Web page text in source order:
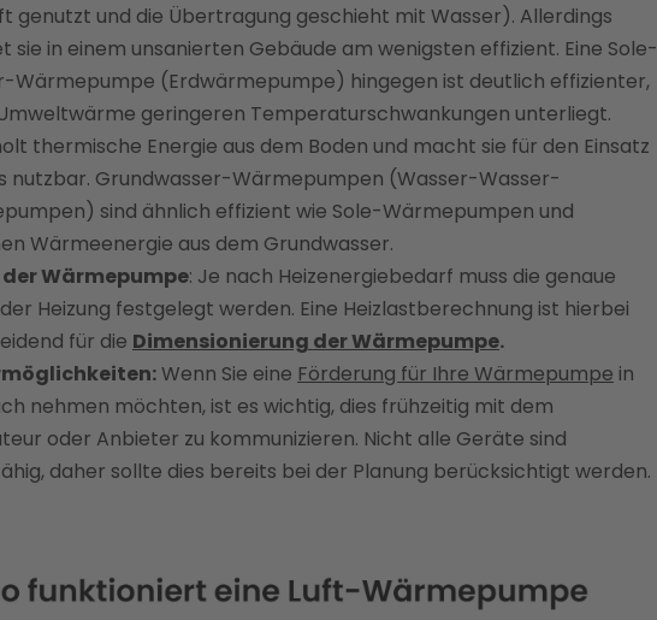
genutzt und die Übertragung geschieht mit Wasser). Allerdings
sie in einem unsanierten Gebäude am wenigsten effizient. Eine Sole-
Wärmepumpe (Erdwärmepumpe) hingegen ist deutlich effizienter,
geringeren Temperaturschwankungen unterliegt.
thermische Energie aus dem Boden und macht sie für den Einsatz
nutzbar. Grundwasser-Wärmepumpen (Wasser-Wasser-
sind ähnlich effizient wie Sole-Wärmepumpen und
Wärmeenergie aus dem Grundwasser.
Wärmepumpe: Je nach Heizenergiebedarf muss die genaue
Heizung festgelegt werden. Eine Heizlastberechnung ist hierbei
für die Dimensionierung der Wärmepumpe.
Wenn Sie eine Förderung für Ihre Wärmepumpe in
nehmen möchten, ist es wichtig, dies frühzeitig mit dem
oder Anbieter zu kommunizieren. Nicht alle Geräte sind
daher sollte dies bereits bei der Planung berücksichtigt werden.